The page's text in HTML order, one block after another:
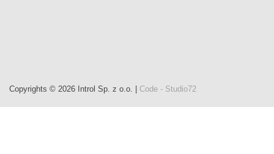
Copyrights © 2026 Introl Sp. z o.o. | Code - Studio72